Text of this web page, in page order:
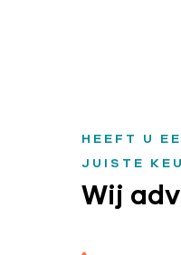
HEEFT U
JUISTE
Wij